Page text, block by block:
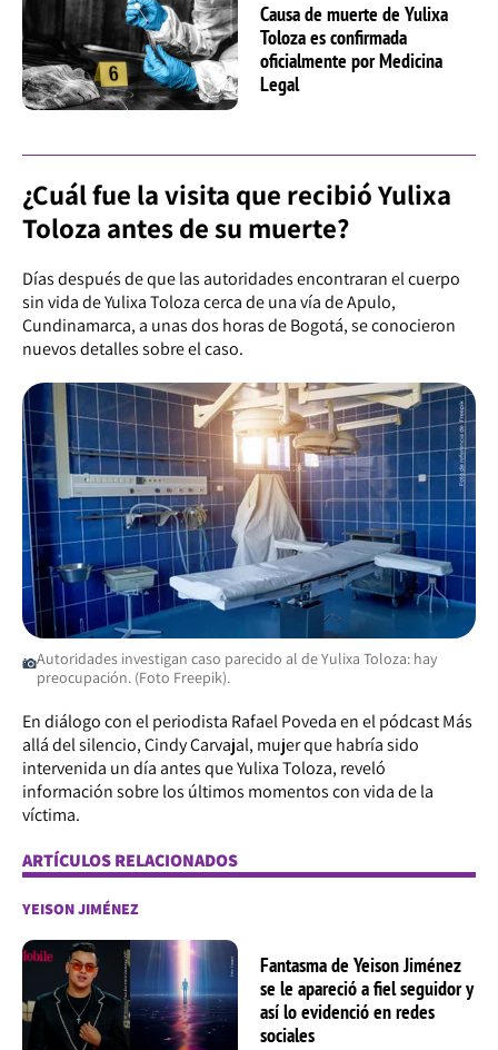
Causa de muerte de Yulixa
Toloza es confirmada
oficialmente por Medicina
Legal
¿Cuál fue la visita que recibió Yulixa
Toloza antes de su muerte?
Días después de que las autoridades encontraran el cuerpo
sin vida de Yulixa Toloza cerca de una vía de Apulo,
Cundinamarca, a unas dos horas de Bogotá, se conocieron
nuevos detalles sobre el caso.
Autoridades investigan caso parecido al de Yulixa Toloza: hay
preocupación. (Foto Freepik).
En diálogo con el periodista Rafael Poveda en el pódcast Más
allá del silencio, Cindy Carvajal, mujer que habría sido
intervenida un día antes que Yulixa Toloza, reveló
información sobre los últimos momentos con vida de la
víctima.
ARTÍCULOS RELACIONADOS
YEISON JIMÉNEZ
Fantasma de Yeison Jiménez
se le apareció a fiel seguidor y
así lo evidenció en redes
sociales